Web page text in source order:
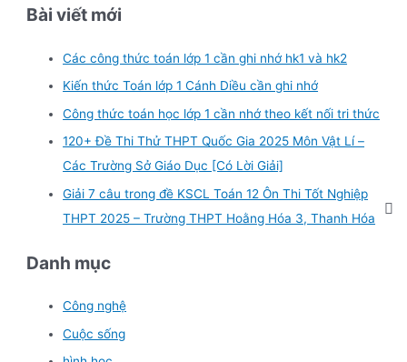
a
Bài viết mới
Các công thức toán lớp 1 cần ghi nhớ hk1 và hk2
Kiến thức Toán lớp 1 Cánh Diều cần ghi nhớ
Công thức toán học lớp 1 cần nhớ theo kết nối tri thức
120+ Đề Thi Thử THPT Quốc Gia 2025 Môn Vật Lí –
Các Trường Sở Giáo Dục [Có Lời Giải]
Giải 7 câu trong đề KSCL Toán 12 Ôn Thi Tốt Nghiệp
THPT 2025 – Trường THPT Hoằng Hóa 3, Thanh Hóa
Danh mục
Công nghệ
Cuộc sống